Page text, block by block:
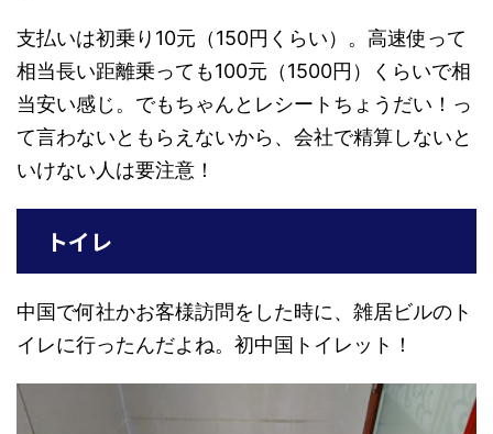
支払いは初乗り10元（150円くらい）。高速使って
相当長い距離乗っても100元（1500円）くらいで相
当安い感じ。でもちゃんとレシートちょうだい！っ
て言わないともらえないから、会社で精算しないと
いけない人は要注意！
トイレ
中国で何社かお客様訪問をした時に、雑居ビルのト
イレに行ったんだよね。初中国トイレット！